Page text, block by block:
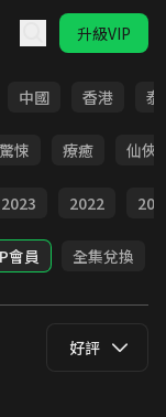
升級VIP
中國 香港 泰
驚悚 療癒 仙俠
2023 2022
會員 全集兌換
好評